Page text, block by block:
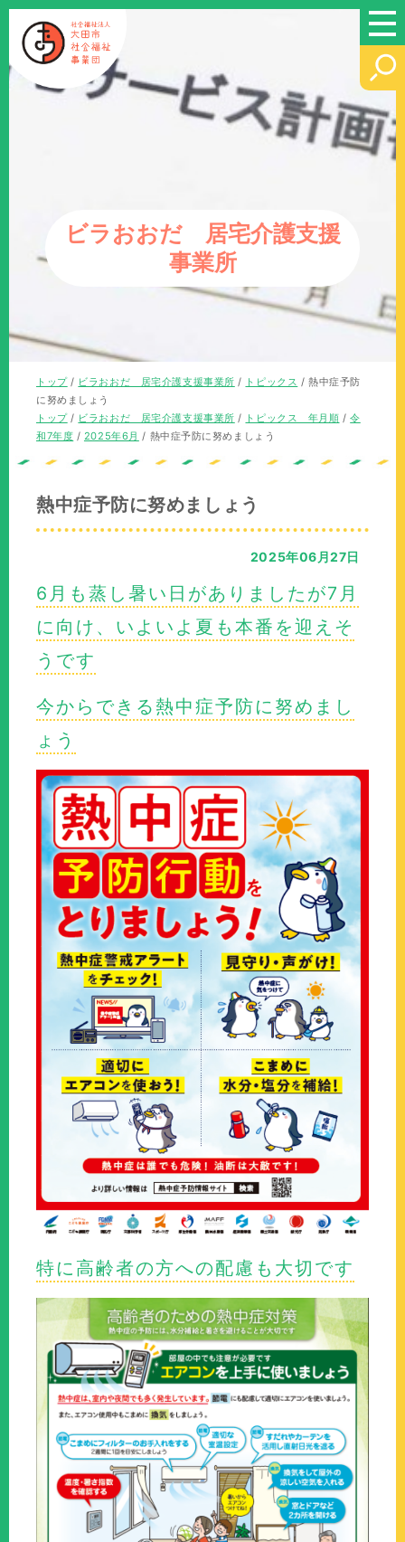
このページの本文へ
ビラおおだ 居宅介護支援
事業所
現
在
の
位
トップ/ ビラおおだ 居宅介護支援事業所 / トピックス / 熱中症予防
に努めましょう
現
在
トップ/ ビラおおだ 居宅介護支援事業所 / トピックス 年月順 /令
和7年度 / 2025年6月 / 熱中症予防に努めましょう
熱中症予防に努めましょう
2025年06月27日
6月も蒸し暑い日がありましたが7月
に向け、いよいよ夏も本番を迎えそ
うです
今からできる熱中症予防に努めまし
ょう
特に高齢者の方への配慮も大切です